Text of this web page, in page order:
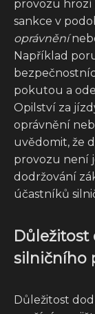
provozu hrozí
sankce v
oprávnění
Například
pokutou a
Opilství za
oprávnění
uvědomit, že
provozu není
dodržování
účastníků
Důležitost
silničního
Důležitost